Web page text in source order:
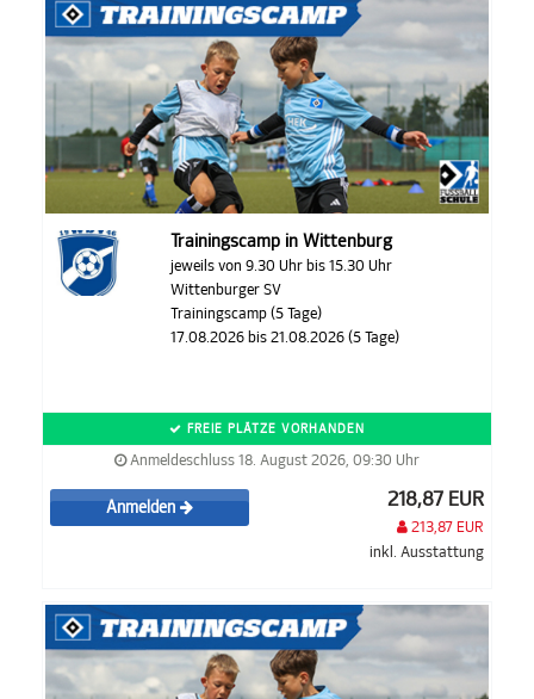
Trainingscamp in Wittenburg
jeweils von 9.30 Uhr bis 15.30 Uhr
Wittenburger SV
Trainingscamp (5 Tage)
17.08.2026 bis 21.08.2026 (5 Tage)
FREIE PLÄTZE VORHANDEN
Anmeldeschluss 18. August 2026, 09:30 Uhr
Anmelden 218,87 EUR
213,87 EUR
inkl. Ausstattung